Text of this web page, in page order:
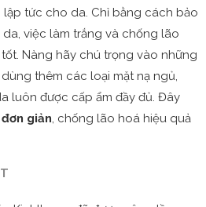
tức cho da. Chỉ bằng cách bảo
việc làm trắng và chống lão
Nàng hãy chú trọng vào những
thêm các loại mặt nạ ngủ,
luôn được cấp ẩm đầy đủ. Đây
giản, chống lão hoá hiệu quả